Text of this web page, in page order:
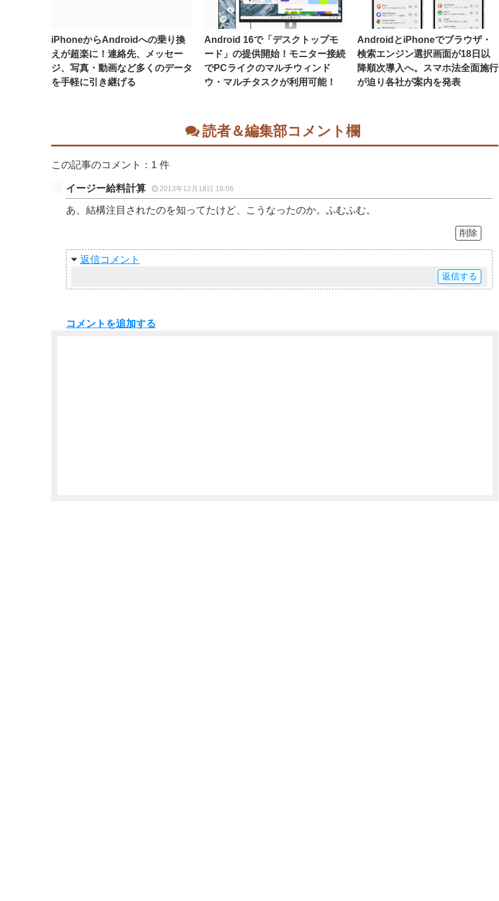
iPhoneからAndroidへの乗り換
えが超楽に！連絡先、メッセー
ジ、写真・動画など多くのデータ
を手軽に引き継げる
Android 16で「デスクトップモ
ード」の提供開始！モニター接続
でPCライクのマルチウィンド
ウ・マルチタスクが利用可能！
AndroidとiPhoneでブラウザ・
検索エンジン選択画面が18日以
降順次導入へ。スマホ法全面施行
が迫り各社が案内を発表
読者＆編集部コメント欄
この記事のコメント：1 件
イージー給料計算 2013年12月18日 18:06
あ、結構注目されたのを知ってたけど、こうなったのか。ふむふむ。
削除
返信
返信
コメントを追加